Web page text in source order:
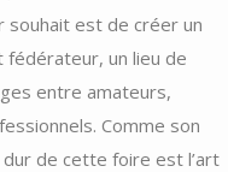
souhait est de créer un
un lieu de
entre amateurs,
Comme son
dur de cette foire est l’art